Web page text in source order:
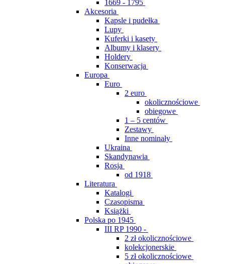
1669 - 1795
Akcesoria
Kapsle i pudełka
Lupy
Kuferki i kasety
Albumy i klasery
Holdery
Konserwacja
Europa
Euro
2 euro
okolicznościowe
obiegowe
1 – 5 centów
Zestawy
Inne nominały
Ukraina
Skandynawia
Rosja
od 1918
Literatura
Katalogi
Czasopisma
Książki
Polska po 1945
III RP 1990 -
2 zł okolicznościowe
kolekcjonerskie
5 zł okolicznościowe